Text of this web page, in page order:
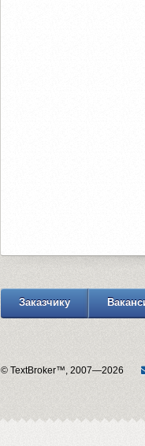
Заказчику
© TextBroker™, 2007—2026